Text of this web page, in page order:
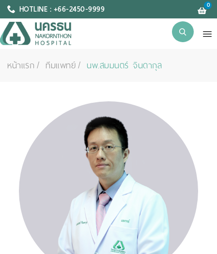
HOTLINE : +66-2450-9999 0
หน้าแรก ทีมแพทย์ นพ.สมมนตร์ จินดากุล